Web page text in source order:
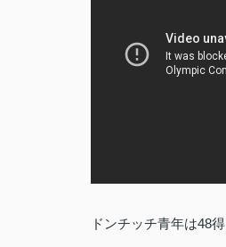
ドンチッチ青年は48